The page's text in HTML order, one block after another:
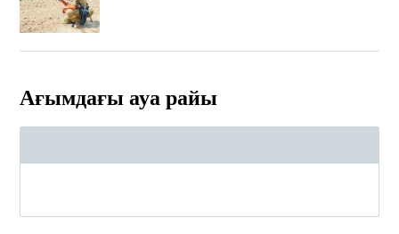
Ағымдағы ауа райы